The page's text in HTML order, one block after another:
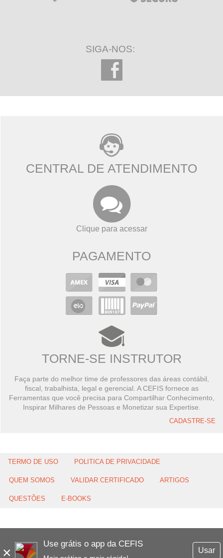
×
Use grátis o app da CEFIS
Usar
SIGA-NOS:
CENTRAL DE ATENDIMENTO
Clique para acessar
PAGAMENTO
TORNE-SE INSTRUTOR
Faça parte do melhor time de professores das áreas contábil,
fiscal, trabalhista, legal e gerencial. A CEFIS fornece as
Ferramentas que você precisa para Compartilhar Conhecimento,
Inspirar Milhares de Pessoas e Monetizar sua Expertise.
CADASTRE-SE
TERMO DE USO POLITICA DE PRIVACIDADE
QUEM SOMOS VALIDAR CERTIFICADO ARTIGOS
QUESTÕES E-BOOKS